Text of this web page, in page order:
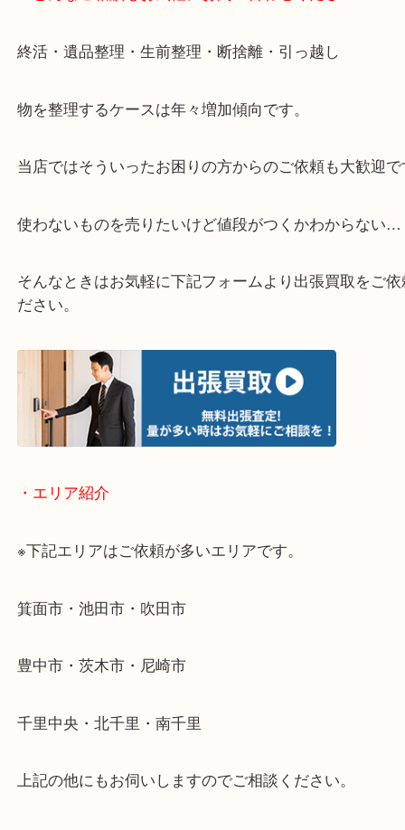
▽お電話の方は下記バナーをタップしてください▽
・どんなご相談もお気軽にお問い合わせください
終活・遺品整理・生前整理・断捨離・引っ越し
物を整理するケースは年々増加傾向です。
当店ではそういったお困りの方からのご依頼も大歓
使わないものを売りたいけど値段がつくかわから
そんなときはお気軽に下記フォームより出張買取を